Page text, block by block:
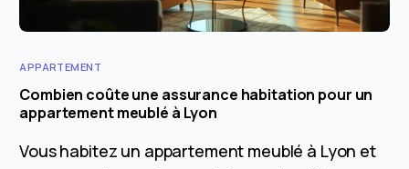
APPARTEMENT
Combien coûte une assurance habitation pour un
appartement meublé à Lyon
Vous habitez un appartement meublé à Lyon et